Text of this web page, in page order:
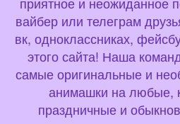
вайбер или телеграм
вк, одноклассниках,
этого сайта! Наша
самые оригинальные и
анимашки на любые,
праздничные и